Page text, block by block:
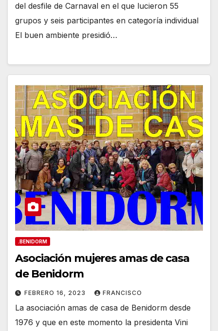
del desfile de Carnaval en el que lucieron 55
grupos y seis participantes en categoría individual
El buen ambiente presidió…
.BENIDORM
Asociación mujeres amas de casa
de Benidorm
FEBRERO 16, 2023 FRANCISCO
La asociación amas de casa de Benidorm desde
1976 y que en este momento la presidenta Vini